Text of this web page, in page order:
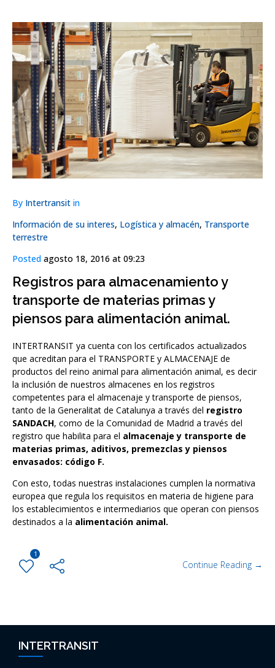
By Intertransit in
Información de su interes, Logística y almacén, Transporte
terrestre
Posted agosto 18, 2016 at 09:23
Registros para almacenamiento y
transporte de materias primas y
piensos para alimentación animal.
INTERTRANSIT ya cuenta con los certificados actualizados
que acreditan para el TRANSPORTE y ALMACENAJE de
productos del reino animal para alimentación animal, es decir
la inclusión de nuestros almacenes en los registros
competentes para el almacenaje y transporte de piensos,
tanto de la Generalitat de Catalunya a través del registro
SANDACH, como de la Comunidad de Madrid a través del
registro que habilita para el almacenaje y transporte de
materias primas, aditivos, premezclas y piensos
envasados: código F.
Con esto, todas nuestras instalaciones cumplen la normativa
europea que regula los requisitos en materia de higiene para
los establecimientos e intermediarios que operan con piensos
destinados a la alimentación animal.
1
Continue Reading →
INTERTRANSIT